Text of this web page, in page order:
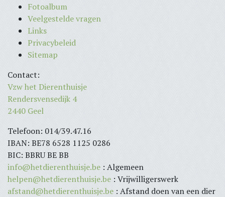
Fotoalbum
Veelgestelde vragen
Links
Privacybeleid
Sitemap
Contact:
Vzw het Dierenthuisje
Rendersvensedijk 4
2440 Geel
Telefoon: 014/39.47.16
IBAN: BE78 6528 1125 0286
BIC: BBRU BE BB
info@hetdierenthuisje.be : Algemeen
helpen@hetdierenthuisje.be : Vrijwilligerswerk
afstand@hetdierenthuisje.be : Afstand doen van een dier